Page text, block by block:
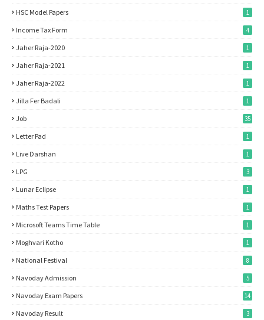
HSC Model Papers 1
Income Tax Form 4
Jaher Raja-2020 1
Jaher Raja-2021 1
Jaher Raja-2022 1
Jilla Fer Badali 1
Job 35
Letter Pad 1
Live Darshan 1
LPG 3
Lunar Eclipse 1
Maths Test Papers 1
Microsoft Teams Time Table 1
Moghvari Kotho 1
National Festival 8
Navoday Admission 5
Navoday Exam Papers 14
Navoday Result 3